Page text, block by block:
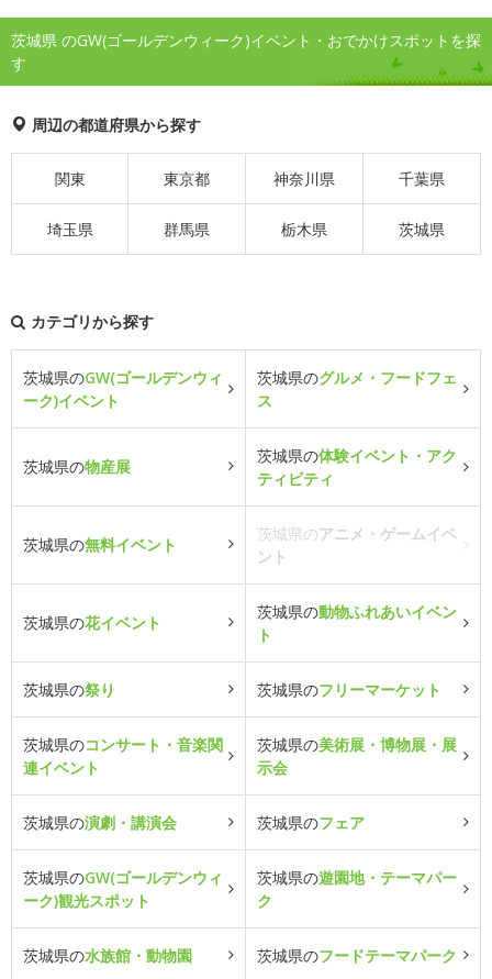
茨城県 のGW(ゴールデンウィーク)イベント・おでかけスポットを探
す
周辺の都道府県から探す
関東 東京都 神奈川県 千葉県
埼玉県 群馬県 栃木県 茨城県
カテゴリから探す
茨城県のGW(ゴールデンウィ
ーク)イベント
茨城県のグルメ・フードフェ
ス
茨城県の物産展
茨城県の体験イベント・アク
ティビティ
茨城県の無料イベント
茨城県のアニメ・ゲームイベ
ント
茨城県の花イベント
茨城県の動物ふれあいイベン
ト
茨城県の祭り 茨城県のフリーマーケット
茨城県のコンサート・音楽関
連イベント
茨城県の美術展・博物展・展
示会
茨城県の演劇・講演会 茨城県のフェア
茨城県のGW(ゴールデンウィ
ーク)観光スポット
茨城県の遊園地・テーマパー
ク
茨城県の水族館・動物園 茨城県のフードテーマパーク